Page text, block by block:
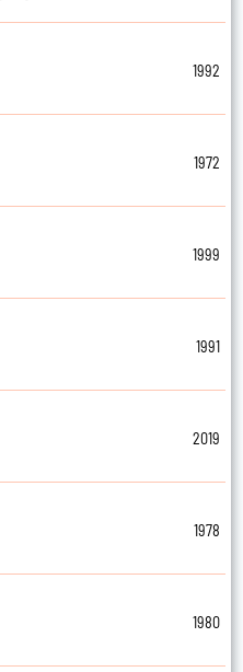
1992
1972
1999
1991
2019
1978
1980